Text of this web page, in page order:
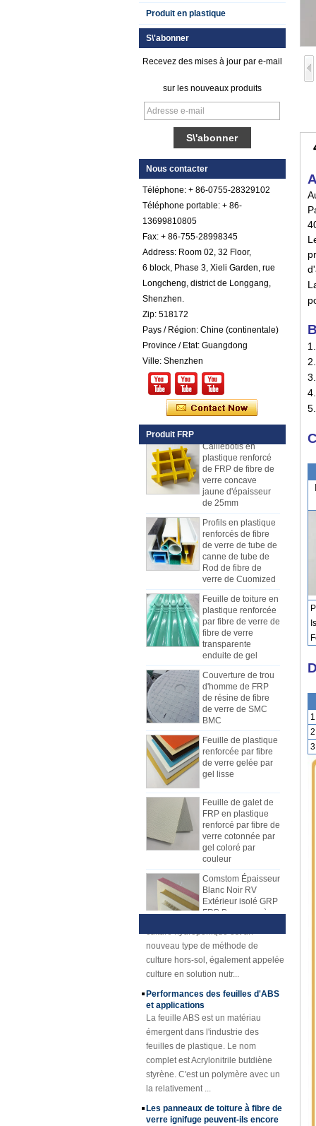
Produit en plastique
S\'abonner
Recevez des mises à jour par e-mail
sur les nouveaux produits
Nous contacter
Téléphone: + 86-0755-28329102
Téléphone portable: + 86-
13699810805
Fax: + 86-755-28998345
Address: Room 02, 32 Floor,
6 block, Phase 3, Xieli Garden, rue
Longcheng, district de Longgang,
Shenzhen.
Zip: 518172
Pays / Région: Chine (continentale)
Province / Etat: Guangdong
Ville: Shenzhen
Produit FRP
Feuille de plastique
renforcée par fibre
gel lisse
Feuille de galet de
verre cotonnée par
gel coloré par
couleur
Comstom Épaisseur
Blanc Noir RV
vendre
Panneau composé
centrale de
plastique renforcé
par fibre de verre de
fibre de verre pour
des remorques
plastique renforcé
de FRP de fibre de
verre concave
jaune d'épaisseur
de 25mm
Profils en plastique
renforcés de fibre
de verre de tube de
canne de tube de
Rod de fibre de
verre de Cuomized
Feuille de toiture en
plastique renforcée
par fibre de verre de
fibre de verre
transparente
enduite de gel
Couverture de trou
d'homme de FRP
de résine de fibre
de verre de SMC
BMC
Feuille de plastique
renforcée par fibre
de verre gelée par
gel lisse
FRP en plastique
renforcé par fibre de
verre cotonnée par
gel coloré par
couleur
Comstom Épaisseur
Blanc Noir RV
Extérieur isolé GRP
FRP Panneaux à
vendre
de mousse d'unité
centrale de
plastique renforcé
par fibre de verre de
des remorques
Caillebotis en
plastique renforcé
verre concave
jaune d'épaisseur
de 25mm
Profils en plastique
renforcés de fibre
de verre de tube de
Comment choisir les panneaux de
carrosserie de camion réfrigéré
En raison du coût, de l'installation et
de la construction, les panneaux
des camions frigorifiques ont été
progressivement fabriqués en
panneaux composites de PRF. Les
panneaux composites en PRF sont
constitués de méplats en PRF et
sont utilisés comme deux couches
de fond et de sommet, en plus du
rôle de contrôle du poids, et ont
également une bonne résistance
aux chocs. La couche intermédiaire
utilise différents types de matériaux
de noyau, tels que le matériau de
noyau de nid d'abeilles de pp, le
matériel de noyau de XPS, le
matériel de noyau d'unité centrale,
etc.,
Les différences entre la feuille de
mécanisme de FRP et les feuilles
de Lay-up de main
Au début de l'industrie, la main-
d'œuvre était habituellement utilisée
pour fabriquer des FRP, mais la
plupart des fabricants utilisent
maintenant la ligne de production
pour produire des feuilles de PRF.
La feuille de mécanisme de FRP
a progressivement remplacé la
feuille de drapage de main. La
feuille de mécanisme de FRP
de la disposition de main. La
plaque de mécanisme FRP a une
qualité stable et une épaisseur
uniforme. Surface rentable, propre
et brillante.
Présentation de la culture
hydroponique Technique et
avantages
1) Présentation hydroponiqueLa
culture hydroponique est un
nouveau type de méthode de
culture hors-sol, également appelée
culture en solution nutr...
Performances des feuilles d'ABS
et applications
La feuille ABS est un matériau
émergent dans l'industrie des
feuilles de plastique. Le nom
complet est Acrylonitrile butdiène
styrène. C'est un polymère avec un
la relativement ...
Les panneaux de toiture à fibre de
verre ignifuge peuvent-ils encore
être utilisés après le jaunisse